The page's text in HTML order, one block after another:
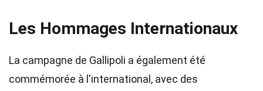
Les Hommages Internationaux
La campagne de Gallipoli a également été
commémorée à l'international, avec des